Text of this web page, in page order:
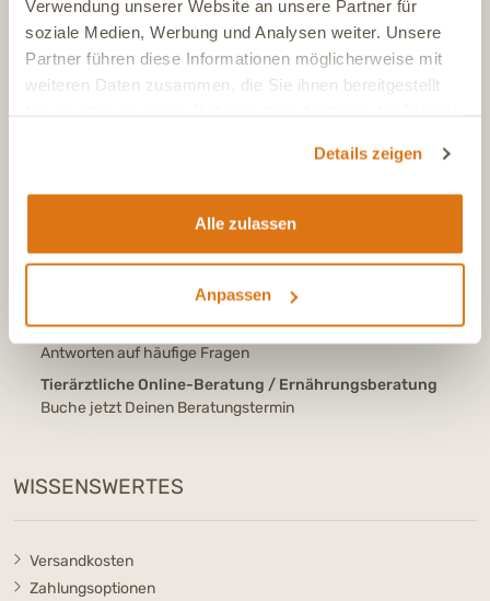
Verwendung unserer Website an unsere Partner für
soziale Medien, Werbung und Analysen weiter. Unsere
Partner führen diese Informationen möglicherweise mit
weiteren Daten zusammen, die Sie ihnen bereitgestellt
Details zeigen
Alle zulassen
Anpassen
Tel.:+49 (0)6504 7433510
Aus dem deutschen Festnetz, Mo-Fr, 7-17 Uhr
FAQ
Antworten auf häufige Fragen
Tierärztliche Online-Beratung / Ernährungsberatung
Buche jetzt Deinen Beratungstermin
WISSENSWERTES
Versandkosten
Zahlungsoptionen